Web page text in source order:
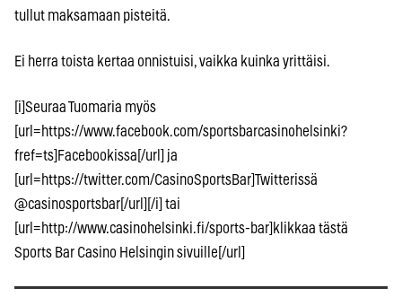
tullut maksamaan pisteitä.
Ei herra toista kertaa onnistuisi, vaikka kuinka yrittäisi.
[i]Seuraa Tuomaria myös
[url=https://www.facebook.com/sportsbarcasinohelsinki?
fref=ts]Facebookissa[/url] ja
[url=https://twitter.com/CasinoSportsBar]Twitterissä
@casinosportsbar[/url][/i] tai
[url=http://www.casinohelsinki.fi/sports-bar]klikkaa tästä
Sports Bar Casino Helsingin sivuille[/url]